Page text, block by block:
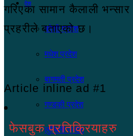
देश
कोशी प्रदेश
मधेश प्रदेश
बागमती प्रदेश
गण्डकी प्रदेश
लुम्बिनी प्रदेश
गरिएका सामान कैलाली भन्सार
प्रहरीले बताएको छ।
Article inline ad #1
फेसबुक प्रतिक्रियाहरु